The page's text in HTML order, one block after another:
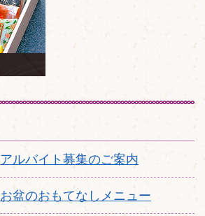
アルバイト募集のご案内
お盆のおもてなしメニュー